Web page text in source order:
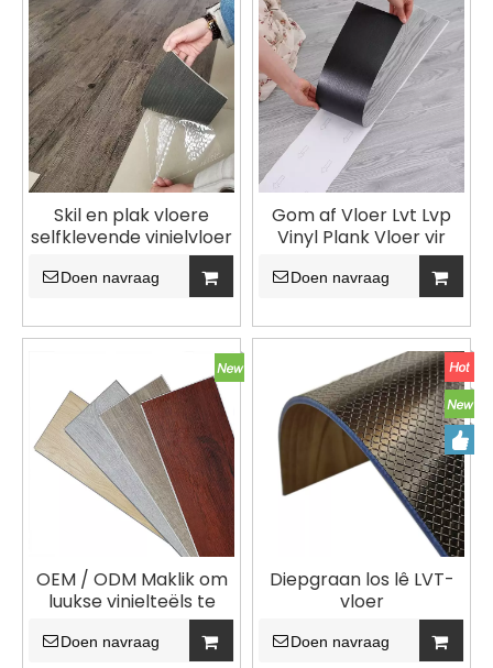
Skil en plak vloere
selfklevende vinielvloer
Doen navraag
Gom af Vloer Lvt Lvp
Vinyl Plank Vloer vir
Huisversiering Vinyl
Plank LVT Vloer Droë
Doen navraag
OEM / ODM Maklik om
luukse vinielteëls te
installeer Klik LVT-vloer
vir woonkamer
Doen navraag
Diepgraan los lê LVT-
vloer
Doen navraag